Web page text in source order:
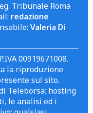
Tribunale Roma
redazione
Valeria Di
P.IVA 00919671008.
la riproduzione
sul sito.
Teleborsa; hosting
le analisi ed i